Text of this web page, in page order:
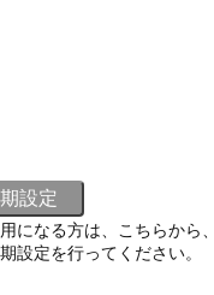
になる方は、こちらから、
設定を行ってください。